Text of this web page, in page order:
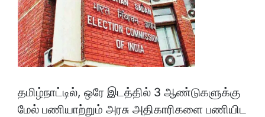
தமிழ்நாட்டில், ஒரே இடத்தில் 3 ஆண்டுகளுக்கு
மேல் பணியாற்றும் அரசு அதிகாரிகளை பணியிட